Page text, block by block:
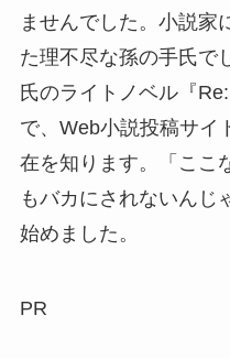
ませんでした。小説家
た理不尽な孫の手氏で
氏のライトノベル『
で、Web小説投稿サイ
在を知ります。「ここ
もバカにされないんじ
始めました。
PR